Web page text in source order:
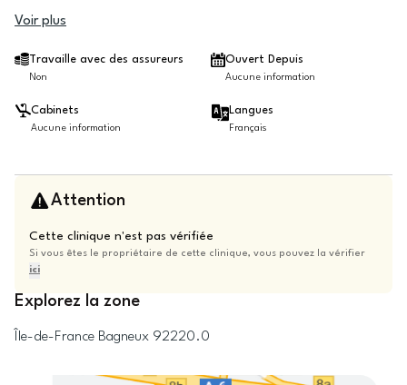
Voir plus
Travaille avec des assureurs
Non
Ouvert Depuis
Aucune information
Cabinets
Aucune information
Langues
Français
Attention
Cette clinique n'est pas vérifiée
Si vous êtes le propriétaire de cette clinique, vous pouvez la vérifier
ici
Explorez la zone
Île-de-France Bagneux 92220.0